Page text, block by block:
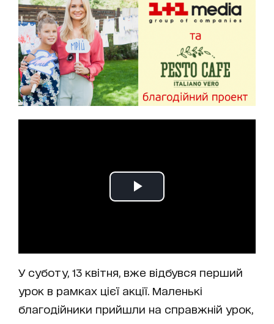
У суботу, 13 квітня, вже відбувся перший
урок в рамках цієї акції. Маленькі
благодійники прийшли на справжній урок,